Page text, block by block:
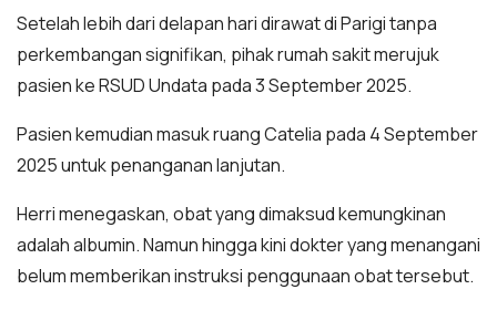
Setelah lebih dari delapan hari dirawat di Parigi tanpa
perkembangan signifikan, pihak rumah sakit merujuk
pasien ke RSUD Undata pada 3 September 2025.
Pasien kemudian masuk ruang Catelia pada 4 September
2025 untuk penanganan lanjutan.
Herri menegaskan, obat yang dimaksud kemungkinan
adalah albumin. Namun hingga kini dokter yang menangani
belum memberikan instruksi penggunaan obat tersebut.